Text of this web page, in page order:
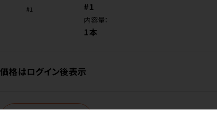
#1
内容量：
1本
価格はログイン後表示